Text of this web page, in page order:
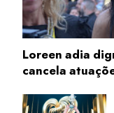
Loreen adia
cancela